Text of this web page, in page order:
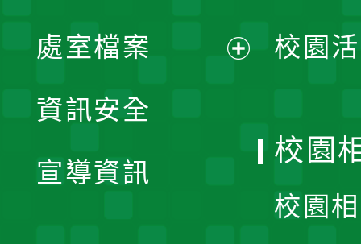
單
處室檔案
資訊安全
宣導資訊
校園
校園
校園